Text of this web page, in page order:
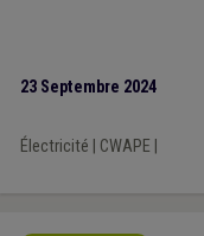
23 Septembre 2024
Électricité CWAPE